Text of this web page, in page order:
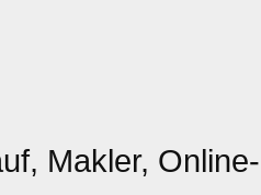
Makler, Online-